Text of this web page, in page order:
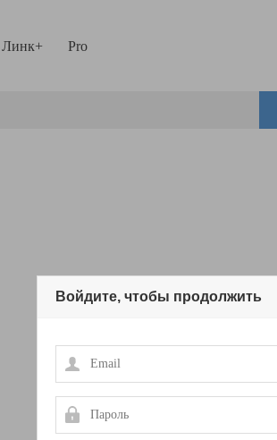
Линк+ Pro
Войдите, чтобы продолжить
Email
Пароль